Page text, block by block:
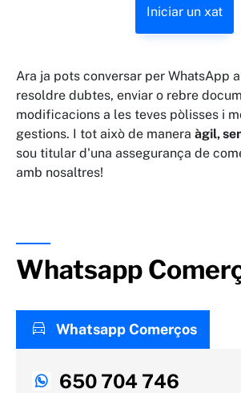
Iniciar un xat
Ara ja pots conversar per WhatsApp
resoldre dubtes, enviar o rebre
modificacions a les teves pòlisses i
gestions. I tot això de manera àgil,
sou titular d'una assegurança de
amb nosaltres!
Whatsapp
Whatsapp Comerços
650 704 746